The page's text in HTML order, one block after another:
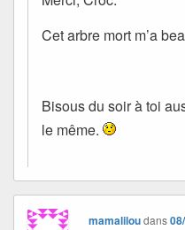
Cet arbre mort m’a
Bisous du soir à toi
le même.
mamaliloudans